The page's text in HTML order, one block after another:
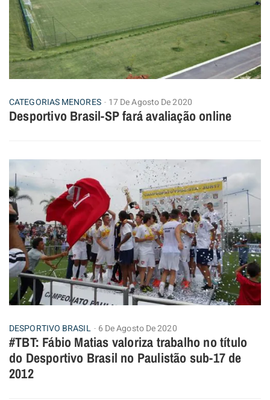
CATEGORIAS MENORES 17 De Agosto De 2020
Desportivo Brasil-SP fará avaliação online
DESPORTIVO BRASIL 6 De Agosto De 2020
#TBT: Fábio Matias valoriza trabalho no título
do Desportivo Brasil no Paulistão sub-17 de
2012